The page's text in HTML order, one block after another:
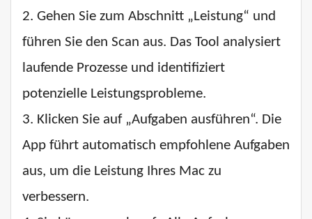
2. Gehen Sie zum Abschnitt „Leistung“ und
führen Sie den Scan aus. Das Tool analysiert
laufende Prozesse und identifiziert
potenzielle Leistungsprobleme.
3. Klicken Sie auf „Aufgaben ausführen“. Die
App führt automatisch empfohlene Aufgaben
aus, um die Leistung Ihres Mac zu
verbessern.